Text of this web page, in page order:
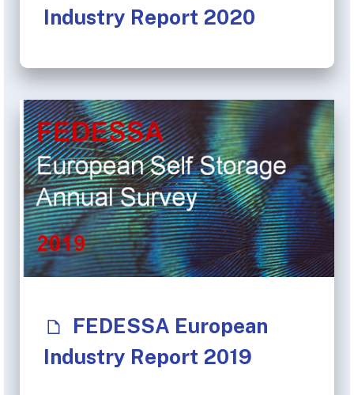
Industry Report 2020
FEDESSA European
Industry Report 2019